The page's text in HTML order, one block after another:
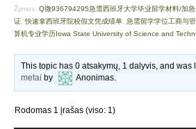
Žymos: Q微936794295急需西班牙大学毕业留学材料/加
证 快速拿西班牙院校假文凭成绩单 急需留学学位工商与
算机专业学历Iowa State University of Science and
This topic has 0 atsakymų, 1 dalyvis, and
metai by Anonimas.
Rodomas 1 įrašas (viso: 1)